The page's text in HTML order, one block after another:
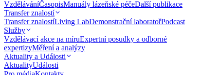
VzděláváníČasopisManuály lázeňské péčeDalší publikace
Transfer znalostí
Transfer znalostíLiving LabDemonstrační laboratořPodcast
Služby
Vzdělávací akce na míruExpertní posudky a odborné
expertizyMěření a analýzy
Aktuality a Události
AktualityUdálosti